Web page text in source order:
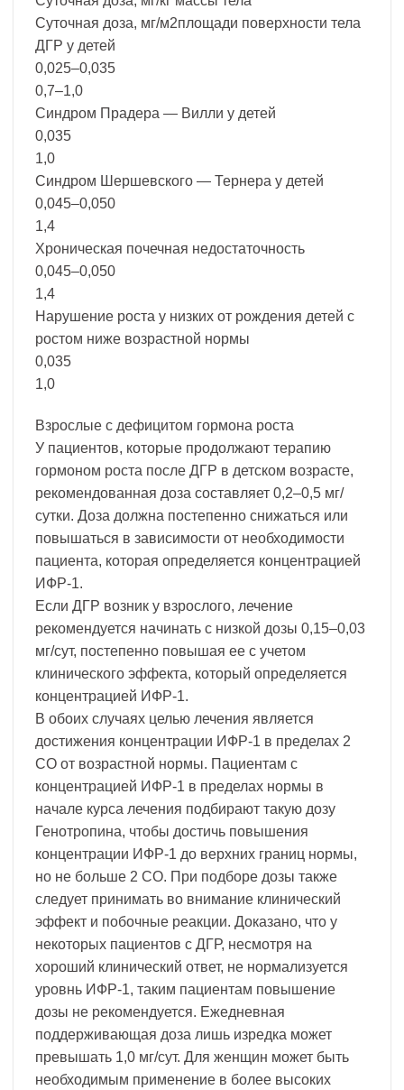
Суточная доза, мг/м2площади поверхности тела
ДГР у детей
0,025–0,035
0,7–1,0
Синдром Прадера — Вилли у детей
0,035
1,0
Синдром Шершевского — Тернера у детей
0,045–0,050
1,4
Хроническая почечная недостаточность
0,045–0,050
1,4
Нарушение роста у низких от рождения детей с
ростом ниже возрастной нормы
0,035
1,0
Взрослые с дефицитом гормона роста
У пациентов, которые продолжают терапию
гормоном роста после ДГР в детском возрасте,
рекомендованная доза составляет 0,2–0,5 мг/
сутки. Доза должна постепенно снижаться или
повышаться в зависимости от необходимости
пациента, которая определяется концентрацией
ИФР-1.
Если ДГР возник у взрослого, лечение
рекомендуется начинать с низкой дозы 0,15–0,03
мг/сут, постепенно повышая ее с учетом
клинического эффекта, который определяется
концентрацией ИФР-1.
В обоих случаях целью лечения является
достижения концентрации ИФР-1 в пределах 2
СО от возрастной нормы. Пациентам с
концентрацией ИФР-1 в пределах нормы в
начале курса лечения подбирают такую дозу
Генотропина, чтобы достичь повышения
концентрации ИФР-1 до верхних границ нормы,
но не больше 2 СО. При подборе дозы также
следует принимать во внимание клинический
эффект и побочные реакции. Доказано, что у
некоторых пациентов с ДГР, несмотря на
хороший клинический ответ, не нормализуется
уровнь ИФР-1, таким пациентам повышение
дозы не рекомендуется. Ежедневная
поддерживающая доза лишь изредка может
превышать 1,0 мг/сут. Для женщин может быть
необходимым применение в более высоких